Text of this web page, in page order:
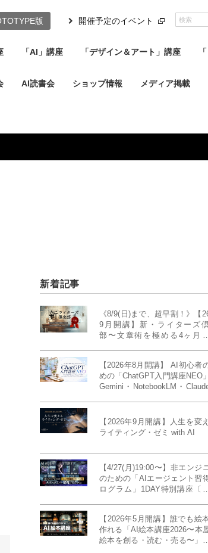
「AI」講座 「デザイン＆アート」講座
AI読書会 ショップ情報 メディア掲載
版 開催予定のイベント
新着記事
《8/9(日)まで、超早割！》【
9月開講】新・ライターズ
部〜文章術を極める4ヶ月講
【2026年8月開講】 AI初心者
めの「ChatGPT入門講座NEO
Gemini・NotebookLM・
座〕
【2026年9月開講】人生を変
ライティング・ゼミ with AI
【4/27(月)19:00〜】非エンジ
のための「AIエージェント習
ログラム」1DAY特別講座〔パ
【2026年5月開講】誰でも絵
作れる「AI絵本講座2026〜本
絵本を創る・読む・売る〜」イ